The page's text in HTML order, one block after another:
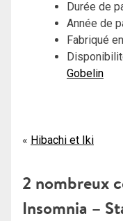
Durée de
Année de
Fabriqué en
Gobelin
Navigation
l’article
Hibachi et Iki
2 nombreux
Insomnia –